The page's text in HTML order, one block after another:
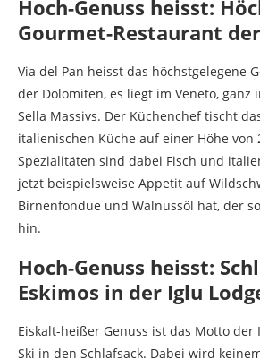
Hoch-Genuss heisst:
Gourmet-Restaurant
Via del Pan heisst das höchstgelegene
der Dolomiten, es liegt im Veneto, ganz
Sella Massivs. Der Küchenchef tischt
italienischen Küche auf einer Höhe von
Spezialitäten sind dabei Fisch und
jetzt beispielsweise Appetit auf
Birnenfondue und Walnussöl hat, der
hin.
Hoch-Genuss heisst:
Eskimos in der Iglu
Eiskalt-heißer Genuss ist das Motto der
Ski in den Schlafsack. Dabei wird